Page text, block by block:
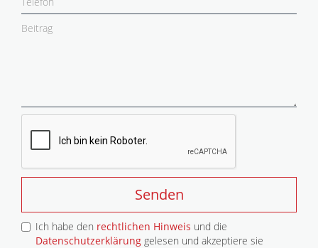
Senden
Ich habe den rechtlichen Hinweis und die
Datenschutzerklärung gelesen und akzeptiere sie